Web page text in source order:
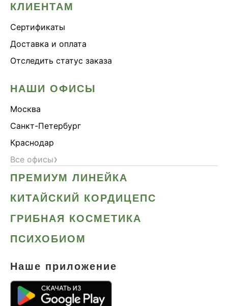
КЛИЕНТАМ
Сертификаты
Доставка и оплата
Отследить статус заказа
НАШИ ОФИСЫ
Москва
Санкт-Петербург
Краснодар
Все офисы›
ПРЕМИУМ ЛИНЕЙКА
КИТАЙСКИЙ КОРДИЦЕПС
ГРИБНАЯ КОСМЕТИКА
ПСИХОБИОМ
Наше приложение